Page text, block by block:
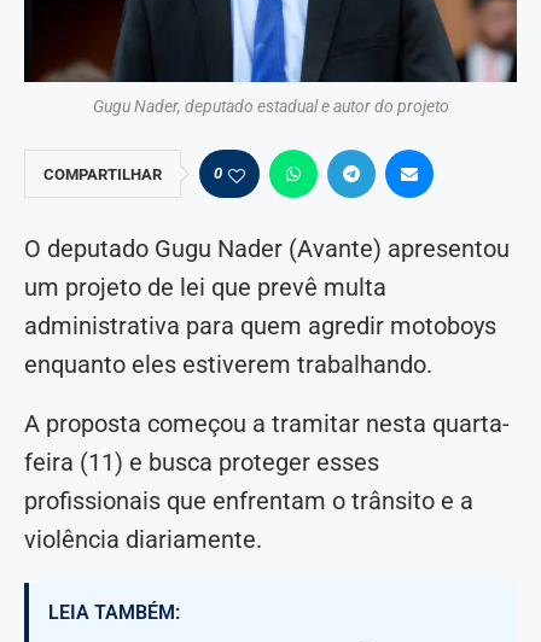
Gugu Nader, deputado estadual e autor do projeto
COMPARTILHAR 0
O deputado Gugu Nader (Avante) apresentou
um projeto de lei que prevê multa
administrativa para quem agredir motoboys
enquanto eles estiverem trabalhando.
A proposta começou a tramitar nesta quarta-
feira (11) e busca proteger esses
profissionais que enfrentam o trânsito e a
violência diariamente.
LEIA TAMBÉM: